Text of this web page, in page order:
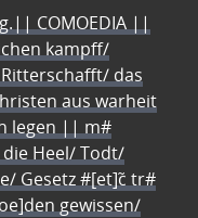
COMOEDIA ||
kampff/
das
aus warheit
legen || m#
Heel/ Todt/
Gesetz #[et]c̃ tr#
gewissen/